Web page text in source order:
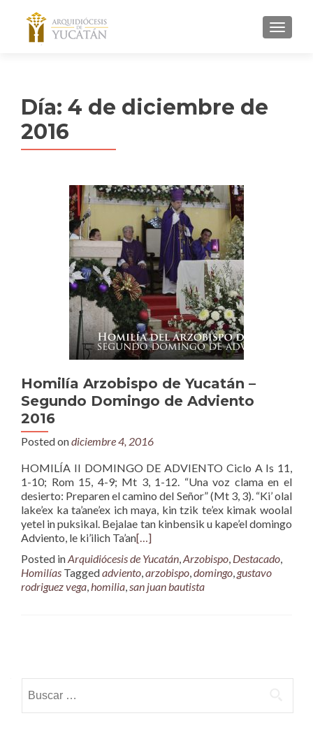
MENU
Día: 4 de diciembre de
2016
Homilía Arzobispo de Yucatán –
Segundo Domingo de Adviento
2016
Posted ondiciembre 4, 2016
HOMILÍA II DOMINGO DE ADVIENTO Ciclo A Is 11,
1-10; Rom 15, 4-9; Mt 3, 1-12. “Una voz clama en el
desierto: Preparen el camino del Señor” (Mt 3, 3). “Ki’ olal
lake’ex ka ta’ane’ex ich maya, kin tzik te’ex kimak woolal
yetel in puksikal. Bejalae tan kinbensik u kape’el domingo
Adviento, le ki’ilich Ta’an[…]
Posted inArquidiócesis de Yucatán,Arzobispo, Destacado,
Homilías Taggedadviento,arzobispo,domingo, gustavo
rodriguez vega,homilia,san juan bautista
navigation